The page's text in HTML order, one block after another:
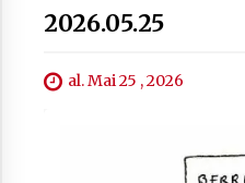
2021/07/
2026.05.25
al. Mai 25 , 2026